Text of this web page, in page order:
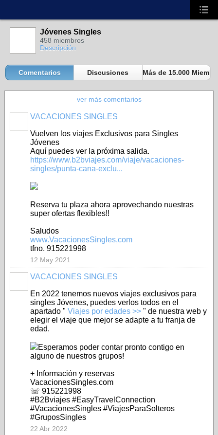
Jóvenes Singles
458 miembros
Descripción
Comentarios Discusiones Más de 15.000
ver más comentarios
VACACIONES SINGLES
Vuelven los viajes Exclusivos para Singles
Jóvenes
Aquí puedes ver la próxima salida.
https://www.b2bviajes.com/viaje/vacaciones-
singles/punta-cana-exclu...
Reserva tu plaza ahora aprovechando nuestras
super ofertas flexibles!!
Saludos
www.VacacionesSingles,com
tfno. 915221998
12 May 2021
VACACIONES SINGLES
En 2022 tenemos nuevos viajes exclusivos para
singles Jóvenes, puedes verlos todos en el
apartado " Viajes por edades >> " de nuestra web y
elegir el viaje que mejor se adapte a tu franja de
edad.
Esperamos poder contar pronto contigo en
alguno de nuestros grupos!
+ Información y reservas
VacacionesSingles.com
☏ 915221998
#B2Bviajes #EasyTravelConnection
#VacacionesSingles #ViajesParaSolteros
#GruposSingles
22 Abr 2022